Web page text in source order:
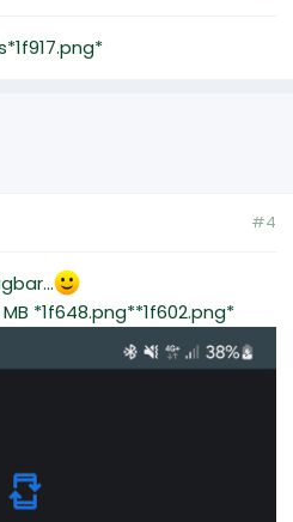
#4
*1f648.png**1f602.png*